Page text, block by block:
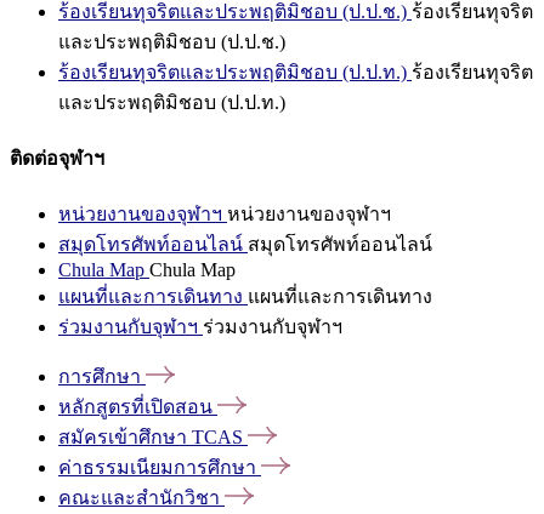
ร้องเรียนทุจริตและประพฤติมิชอบ (ป.ป.ช.) ร้องเรียนทุจริต
และประพฤติมิชอบ (ป.ป.ช.)
ร้องเรียนทุจริตและประพฤติมิชอบ (ป.ป.ท.) ร้องเรียนทุจริต
และประพฤติมิชอบ (ป.ป.ท.)
ติดต่อจุฬาฯ
หน่วยงานของจุฬาฯ หน่วยงานของจุฬาฯ
สมุดโทรศัพท์ออนไลน์ สมุดโทรศัพท์ออนไลน์
Chula Map Chula Map
แผนที่และการเดินทาง แผนที่และการเดินทาง
ร่วมงานกับจุฬาฯ ร่วมงานกับจุฬาฯ
การศึกษา
หลักสูตรที่เปิดสอน
สมัครเข้าศึกษา TCAS
ค่าธรรมเนียมการศึกษา
คณะและสำนักวิชา